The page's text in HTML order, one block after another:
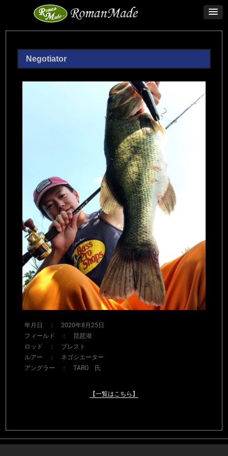
Negotiator
年月日 ： 2020年8月25日
フィールド ： 琵琶湖
ロッド ： ブレスト
ルアー ： ネゴシエーター
アングラー ： TARO 氏
【一覧はこちら】